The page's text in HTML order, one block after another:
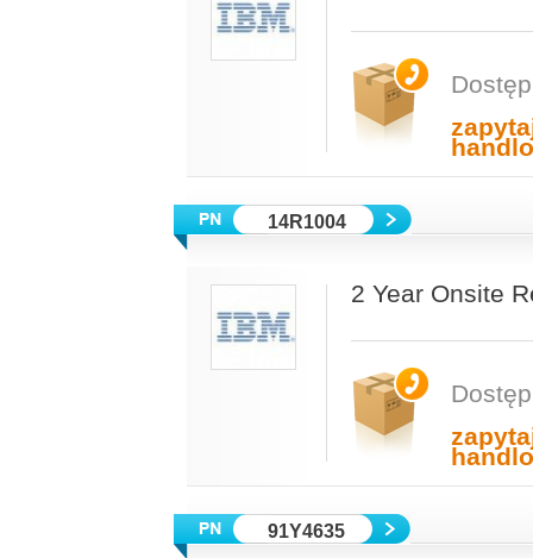
14R1004
2 Year Onsite
91Y4635